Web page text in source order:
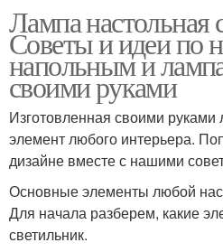
Лампа настольная
Советы и идеи по
напольным и
своими руками
Изготовленная своими
элемент любого интерьера.
дизайне вместе с нашими
Основные элементы любой
Для начала разберем, какие
светильник.